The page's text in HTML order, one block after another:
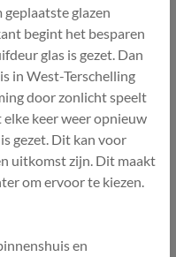
glazen
begint het besparen
glas is gezet. Dan
in West-Terschelling
door zonlicht speelt
keer weer opnieuw
gezet. Dit kan voor
uitkomst zijn. Dit maakt
om ervoor te kiezen.
en